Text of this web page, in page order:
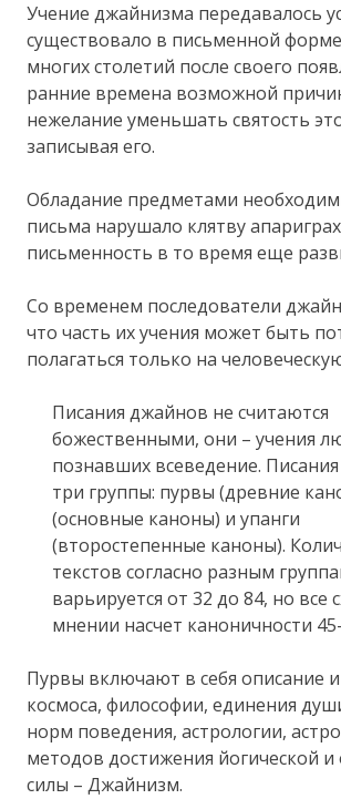
Учение джайнизма передавалось
существовало в письменной
многих столетий после своего
ранние времена возможной
нежелание уменьшать святость
записывая его.
Обладание предметами
письма нарушало клятву
письменность в то время еще
Со временем последователи
что часть их учения может быть
полагаться только на
Писания джайнов не считаются
божественными, они – учения
познавших всеведение. Писания
три группы: пурвы (древние
(основные каноны) и упанги
(второстепенные каноны).
текстов согласно разным
варьируется от 32 до 84, но все
мнении насчет каноничности
Пурвы включают в себя описание
космоса, философии, единения
норм поведения, астрологии,
методов достижения йогической и
силы – Джайнизм.